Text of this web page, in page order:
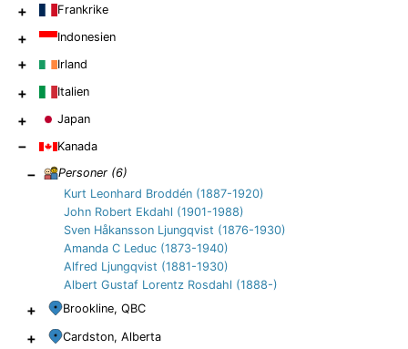
+ Frankrike
+ Indonesien
+ Irland
+ Italien
+ Japan
− Kanada
− Personer (6)
Kurt Leonhard Broddén (1887-1920)
John Robert Ekdahl (1901-1988)
Sven Håkansson Ljungqvist (1876-1930)
Amanda C Leduc (1873-1940)
Alfred Ljungqvist (1881-1930)
Albert Gustaf Lorentz Rosdahl (1888-)
+ Brookline, QBC
+ Cardston, Alberta